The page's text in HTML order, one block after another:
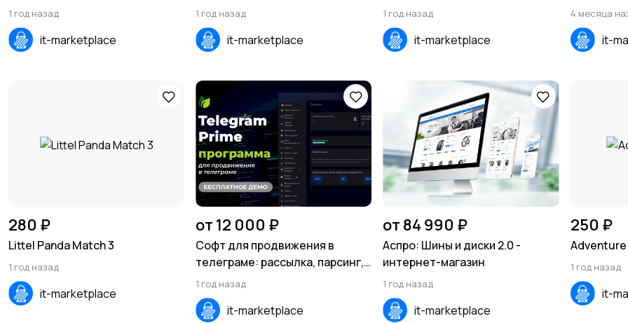
1 год назад
it-marketplace
1 год назад
it-marketplace
для всех платформ (PC, Mobile,
Android, iOS)
1 год назад
it-marketplace
4 месяца
it-
280 ₽
Littel Panda Match 3
1 год назад
it-marketplace
от 12 000 ₽
Софт для продвижения в
телеграме: рассылка, парсинг,
инвайтинг, авторегистрация
1 год назад
it-marketplace
от 84 990 ₽
Аспро: Шины и диски 2.0 -
интернет-магазин
1 год назад
it-marketplace
250 ₽
Adventure
1 год назад
it-